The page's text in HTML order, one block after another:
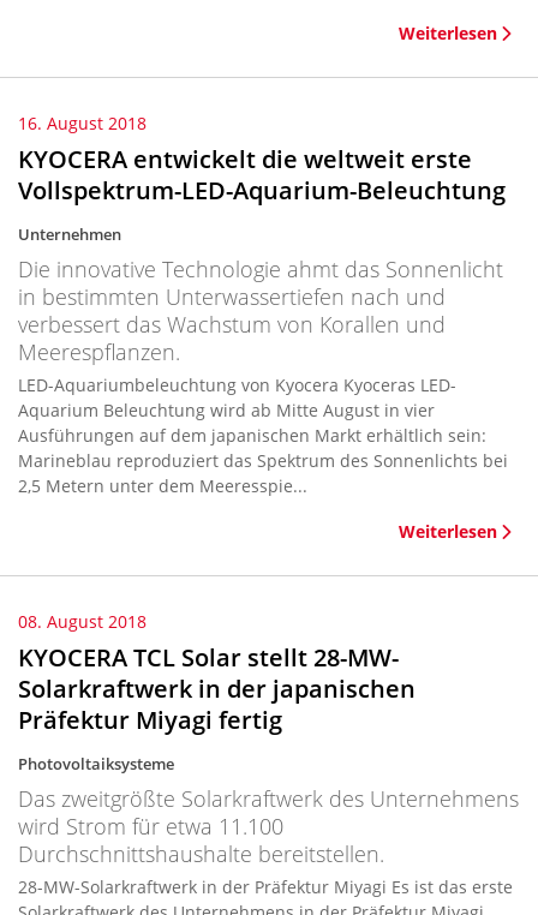
Weiterlesen
16. August 2018
KYOCERA entwickelt die weltweit erste
Vollspektrum-LED-Aquarium-Beleuchtung
Unternehmen
Die innovative Technologie ahmt das Sonnenlicht
in bestimmten Unterwassertiefen nach und
verbessert das Wachstum von Korallen und
Meerespflanzen.
LED-Aquariumbeleuchtung von Kyocera Kyoceras LED-
Aquarium Beleuchtung wird ab Mitte August in vier
Ausführungen auf dem japanischen Markt erhältlich sein:
Marineblau reproduziert das Spektrum des Sonnenlichts bei
2,5 Metern unter dem Meeresspie...
Weiterlesen
08. August 2018
KYOCERA TCL Solar stellt 28-MW-
Solarkraftwerk in der japanischen
Präfektur Miyagi fertig
Photovoltaiksysteme
Das zweitgrößte Solarkraftwerk des Unternehmens
wird Strom für etwa 11.100
Durchschnittshaushalte bereitstellen.
28-MW-Solarkraftwerk in der Präfektur Miyagi Es ist das erste